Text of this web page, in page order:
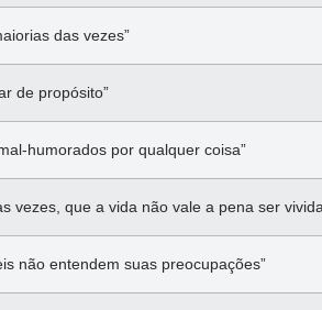
das vezes”
de propósito”
humorados por qualquer coisa”
vezes, que a vida não vale a pena ser
não entendem suas preocupações”
Data:06/
Próximo
R$